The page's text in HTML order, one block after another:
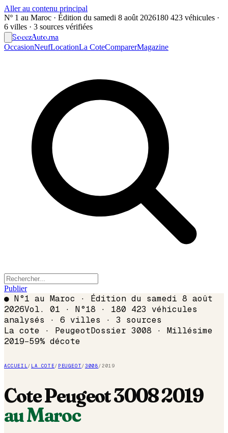
Aller au contenu principal
Nº 1 au Maroc · Édition du samedi 8 août 2026180 423 véhicules ·
6 villes · 3 sources vérifiées
SoeezAuto.ma
OccasionNeufLocationLa CoteComparerMagazine
Publier
● N°1 au Maroc · Édition du samedi 8 août
2026Vol. 01 · N°18 · 180 423 véhicules
analysés · 6 villes · 3 sources
La cote · PeugeotDossier 3008 · Millésime
2019−59% décote
ACCUEIL/ LA COTE/ PEUGEOT/3008/2019
CotePeugeot30082019
au Maroc